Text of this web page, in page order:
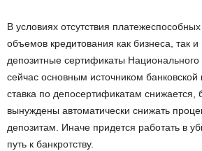
В условиях отсутствия
объемов кредитования как бизнеса, так
депозитные сертификаты Национального
сейчас основным источником
ставка по депосертификатам снижается,
вынуждены автоматически снижать
депозитам. Иначе придется работать в
путь к банкротству.